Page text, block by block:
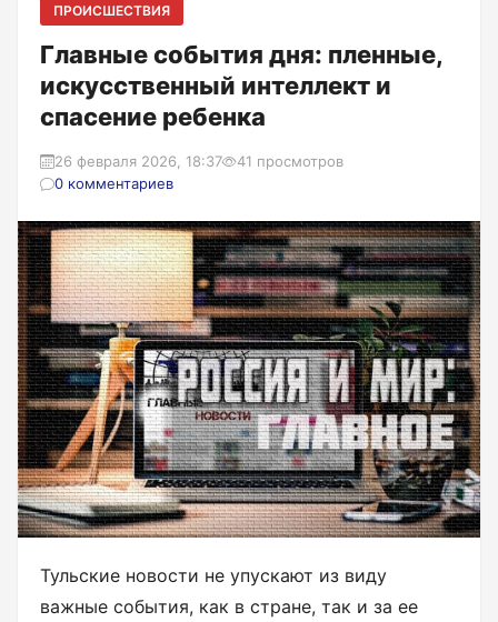
ПРОИСШЕСТВИЯ
Главные события дня: пленные,
искусственный интеллект и
спасение ребенка
26 февраля 2026, 18:37
41 просмотров
0 комментариев
Тульские новости не упускают из виду
важные события, как в стране, так и за ее